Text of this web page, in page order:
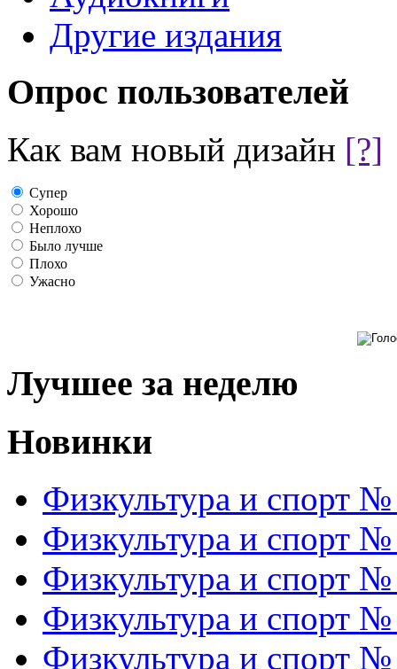
Другие издания
Опрос пользователей
Как вам новый дизайн [?]
Супер
Хорошо
Неплохо
Было лучше
Плохо
Ужасно
Лучшее за неделю
Новинки
Физкультура и спорт
Физкультура и спорт
Физкультура и спорт
Физкультура и спорт
Физкультура и спорт